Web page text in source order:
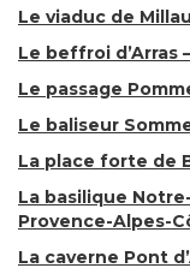
Le viaduc de
Le beffroi d’Arras
Le passage
Le baliseur
La place forte de
La basilique
Provence-Alpes-
La caverne Pont